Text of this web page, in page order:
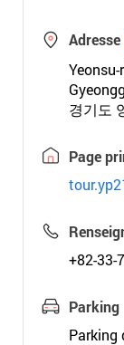
Adresse
경기도
Page
+82-33-
Parking
Parking